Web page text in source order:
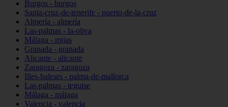
Burgos - burgos
Santa-cruz-de-tenerife - puerto-de-la-cruz
Almería - almería
Las-palmas - la-oliva
Málaga - mijas
Granada - granada
Alicante - alicante
Zaragoza - zaragoza
Illes-balears - palma-de-mallorca
Las-palmas - teguise
Málaga - málaga
Valencia - valencia